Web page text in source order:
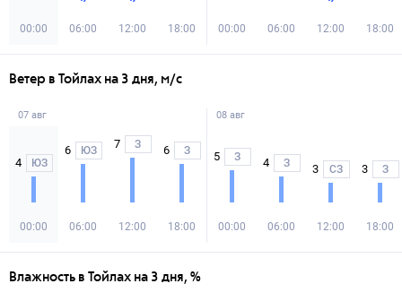
00:00 06:00 12:00 18:00 00:00 06:00 12:00 18:00
Ветер в Тойлах на 3 дня, м/с
07 авг
4 ЮЗ
00:00
6 ЮЗ
06:00
7 З
12:00
6 З
18:00
08 авг
5 З
00:00
4 З
06:00
3 СЗ
12:00
3 З
18:00
Влажность в Тойлах на 3 дня, %